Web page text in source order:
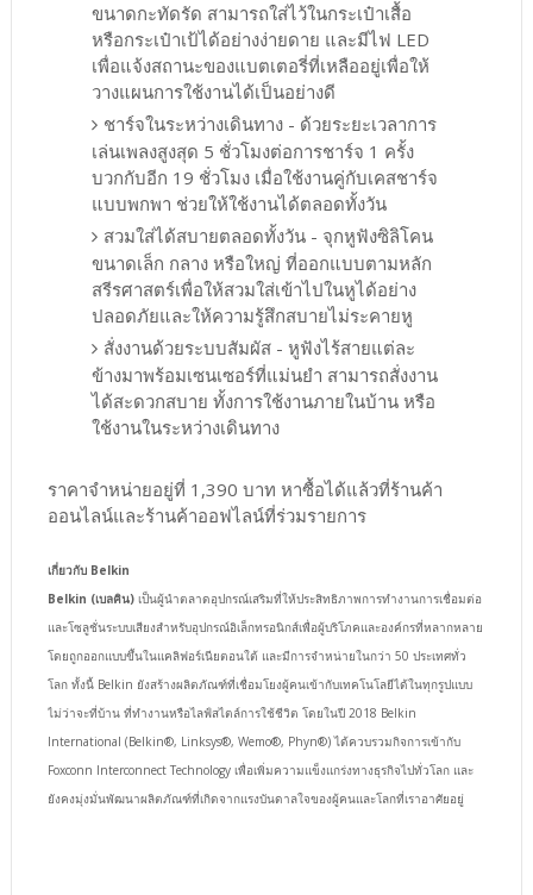
ขนาดกะทัดรัด สามารถใส่ไว้ในกระเป๋าเสื้อ
หรือกระเป๋าเป้ได้อย่างง่ายดาย และมีไฟ LED
เพื่อแจ้งสถานะของแบตเตอรี่ที่เหลืออยู่เพื่อให้
วางแผนการใช้งานได้เป็นอย่างดี
ชาร์จในระหว่างเดินทาง - ด้วยระยะเวลาการ
เล่นเพลงสูงสุด 5 ชั่วโมงต่อการชาร์จ 1 ครั้ง
บวกกับอีก 19 ชั่วโมง เมื่อใช้งานคู่กับเคสชาร์จ
แบบพกพา ช่วยให้ใช้งานได้ตลอดทั้งวัน
สวมใส่ได้สบายตลอดทั้งวัน - จุกหูฟังซิลิโคน
ขนาดเล็ก กลาง หรือใหญ่ ที่ออกแบบตามหลัก
สรีรศาสตร์เพื่อให้สวมใส่เข้าไปในหูได้อย่าง
ปลอดภัยและให้ความรู้สึกสบายไม่ระคายหู
สั่งงานด้วยระบบสัมผัส - หูฟังไร้สายแต่ละ
ข้างมาพร้อมเซนเซอร์ที่แม่นยำ สามารถสั่งงาน
ได้สะดวกสบาย ทั้งการใช้งานภายในบ้าน หรือ
ใช้งานในระหว่างเดินทาง
ราคาจำหน่ายอยู่ที่ 1,390 บาท หาซื้อได้แล้วที่ร้านค้า
ออนไลน์และร้านค้าออฟไลน์ที่ร่วมรายการ
เกี่ยวกับ Belkin
Belkin (เบลคิน)เป็นผู้นำตลาดอุปกรณ์เสริมที่ให้ประสิทธิภาพการทำงานการเชื่อมต่อ
และโซลูชั่นระบบเสียงสำหรับอุปกรณ์อิเล็กทรอนิกส์เพื่อผู้บริโภคและองค์กรที่หลากหลาย
โดยถูกออกแบบขึ้นในแคลิฟอร์เนียตอนใต้ และมีการจำหน่ายในกว่า 50 ประเทศทั่ว
โลก ทั้งนี้ Belkin ยังสร้างผลิตภัณฑ์ที่เชื่อมโยงผู้คนเข้ากับเทคโนโลยีได้ในทุกรูปแบบ
ไม่ว่าจะที่บ้าน ที่ทำงานหรือไลฟ์สไตล์การใช้ชีวิต โดยในปี 2018 Belkin
International (Belkin®, Linksys®, Wemo®, Phyn®) ได้ควบรวมกิจการเข้ากับ
Foxconn Interconnect Technology เพื่อเพิ่มความแข็งแกร่งทางธุรกิจไปทั่วโลก และ
ยังคงมุ่งมั่นพัฒนาผลิตภัณฑ์ที่เกิดจากแรงบันดาลใจของผู้คนและโลกที่เราอาศัยอยู่